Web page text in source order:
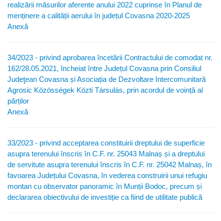
realizării măsurilor aferente anului 2022 cuprinse în Planul de
menținere a calității aerului în județul Covasna 2020-2025
Anexă
34/2023 - privind aprobarea încetării Contractului de comodat nr.
162/28.05.2021, încheiat între Județul Covasna prin Consiliul
Judeţean Covasna și Asociația de Dezvoltare Intercomunitară
Agrosic Közösségek Közti Társulás, prin acordul de voință al
părților
Anexă
33/2023 - privind acceptarea constituirii dreptului de superficie
asupra terenului înscris în C.F. nr. 25043 Malnaș și a dreptului
de servitute asupra terenului înscris în C.F. nr. 25042 Malnaș, în
favoarea Județului Covasna, în vederea construirii unui refugiu
montan cu observator panoramic în Munții Bodoc, precum și
declararea obiectivului de investiție ca fiind de utilitate publică